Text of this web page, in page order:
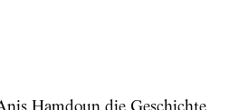
Hamdoun die Geschichte